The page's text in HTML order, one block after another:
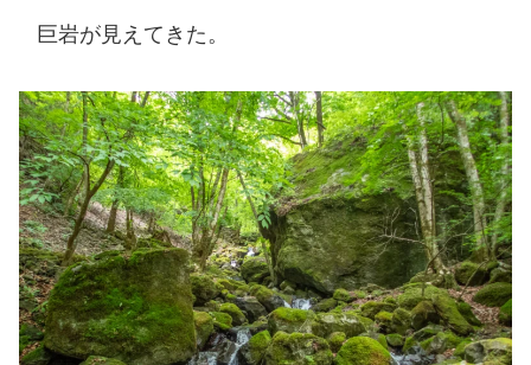
巨岩が見えてきた。